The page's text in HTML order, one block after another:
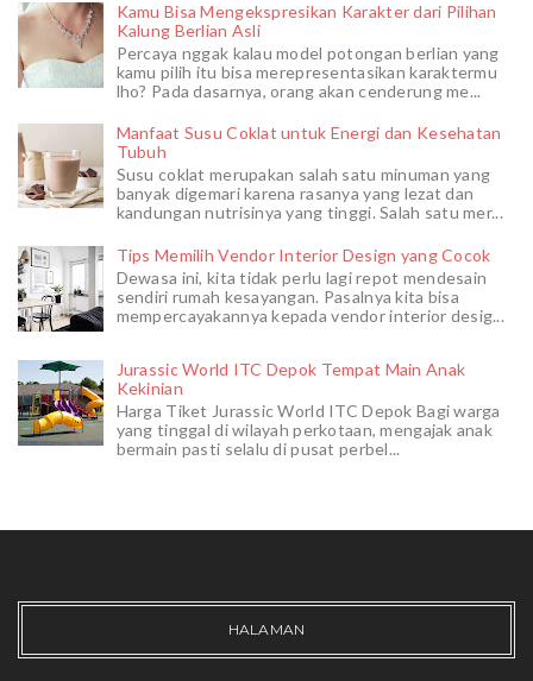
Kamu Bisa Mengekspresikan Karakter dari Pilihan
Kalung Berlian Asli
Percaya nggak kalau model potongan berlian yang
kamu pilih itu bisa merepresentasikan karaktermu
lho? Pada dasarnya, orang akan cenderung me...
Manfaat Susu Coklat untuk Energi dan Kesehatan
Tubuh
Susu coklat merupakan salah satu minuman yang
banyak digemari karena rasanya yang lezat dan
kandungan nutrisinya yang tinggi. Salah satu mer...
Tips Memilih Vendor Interior Design yang Cocok
Dewasa ini, kita tidak perlu lagi repot mendesain
sendiri rumah kesayangan. Pasalnya kita bisa
mempercayakannya kepada vendor interior desig...
Jurassic World ITC Depok Tempat Main Anak
Kekinian
Harga Tiket Jurassic World ITC Depok Bagi warga
yang tinggal di wilayah perkotaan, mengajak anak
bermain pasti selalu di pusat perbel...
HALAMAN